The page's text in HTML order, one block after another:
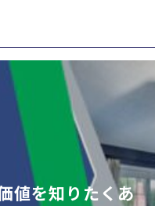
値を知りたくあ